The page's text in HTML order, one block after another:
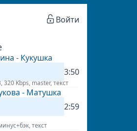
Войти
- Кукушка
3:50
320 Kbps, master, текст
- Матушка
2:59
текст